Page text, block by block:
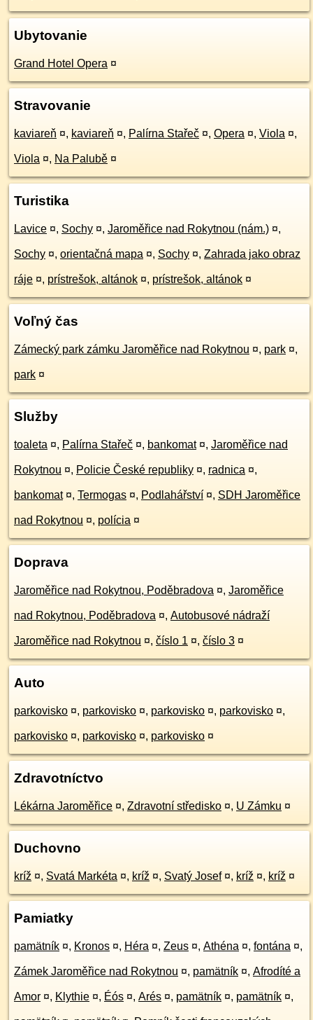
Ubytovanie
Grand Hotel Opera ¤
Stravovanie
kaviareň ¤, kaviareň ¤, Palírna Stařeč ¤, Opera ¤, Viola ¤,
Viola ¤, Na Palubě ¤
Turistika
Lavice ¤, Sochy ¤, Jaroměřice nad Rokytnou (nám.) ¤,
Sochy ¤, orientačná mapa ¤, Sochy ¤, Zahrada jako obraz
ráje ¤, prístrešok, altánok ¤, prístrešok, altánok ¤
Voľný čas
Zámecký park zámku Jaroměřice nad Rokytnou ¤, park ¤,
park ¤
Služby
toaleta ¤, Palírna Stařeč ¤, bankomat ¤, Jaroměřice nad
Rokytnou ¤, Policie České republiky ¤, radnica ¤,
bankomat ¤, Termogas ¤, Podlahářství ¤, SDH Jaroměřice
nad Rokytnou ¤, polícia ¤
Doprava
Jaroměřice nad Rokytnou, Poděbradova ¤, Jaroměřice
nad Rokytnou, Poděbradova ¤, Autobusové nádraží
Jaroměřice nad Rokytnou ¤, číslo 1 ¤, číslo 3 ¤
Auto
parkovisko ¤, parkovisko ¤, parkovisko ¤, parkovisko ¤,
parkovisko ¤, parkovisko ¤, parkovisko ¤
Zdravotníctvo
Lékárna Jaroměřice ¤, Zdravotní středisko ¤, U Zámku ¤
Duchovno
kríž ¤, Svatá Markéta ¤, kríž ¤, Svatý Josef ¤, kríž ¤, kríž ¤
Pamiatky
pamätník ¤, Kronos ¤, Héra ¤, Zeus ¤, Athéna ¤, fontána ¤,
Zámek Jaroměřice nad Rokytnou ¤, pamätník ¤, Afrodíté a
Amor ¤, Klythie ¤, Éós ¤, Arés ¤, pamätník ¤, pamätník ¤,